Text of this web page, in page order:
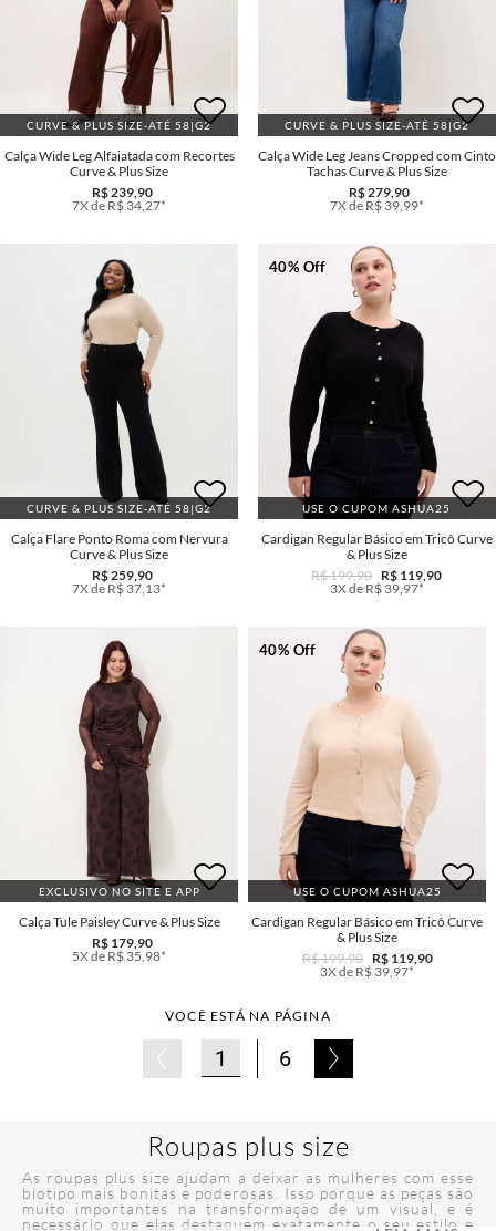
CURVE & PLUS SIZE-ATÉ 58|G2
Calça Wide Leg Alfaiatada com Recortes
Curve & Plus Size
R$ 239,90
7X de R$ 34,27*
CURVE & PLUS SIZE-ATÉ 58|G2
Calça Wide Leg Jeans Cropped com Cinto
Tachas Curve & Plus Size
R$ 279,90
7X de R$ 39,99*
CURVE & PLUS SIZE-ATÉ 58|G2
Calça Flare Ponto Roma com Nervura
Curve & Plus Size
R$ 259,90
7X de R$ 37,13*
USE O CUPOM ASHUA25
40% Off
Cardigan Regular Básico em Tricô Curve
& Plus Size
R$ 199,90 R$ 119,90
3X de R$ 39,97*
EXCLUSIVO NO SITE E APP
Calça Tule Paisley Curve & Plus Size
R$ 179,90
5X de R$ 35,98*
USE O CUPOM ASHUA25
40% Off
Cardigan Regular Básico em Tricô Curve
& Plus Size
R$ 199,90
R$ 119,90
3X de R$ 39,97*
VOCÊ ESTÁ NA PÁGINA
1 6
Roupas plus size
As roupas plus size ajudam a deixar as mulheres com esse
biotipo mais bonitas e poderosas. Isso porque as peças são
muito importantes na transformação de um visual, e é
necessário que elas destaquem exatamente o seu estilo e